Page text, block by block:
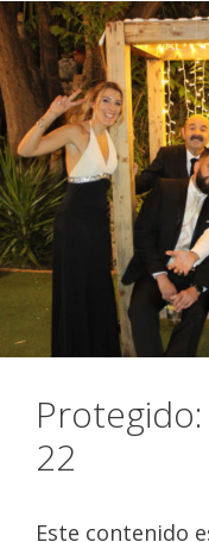
22
Este contenido